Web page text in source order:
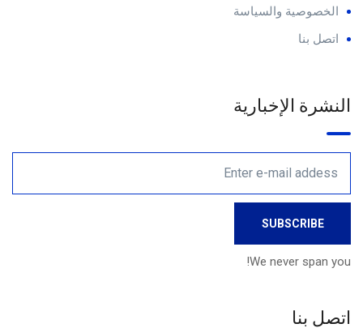
الخصوصية والسياسة
اتصل بنا
النشرة الإخبارية
We never span you!
اتصل بنا